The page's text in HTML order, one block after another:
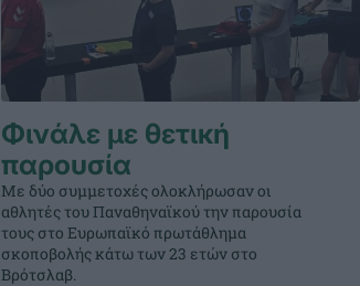
Φινάλε με θετική
παρουσία
Με δύο συμμετοχές ολοκλήρωσαν οι
αθλητές του Παναθηναϊκού την παρουσία
τους στο Ευρωπαϊκό πρωτάθλημα
σκοποβολής κάτω των 23 ετών στο
Βρότσλαβ.